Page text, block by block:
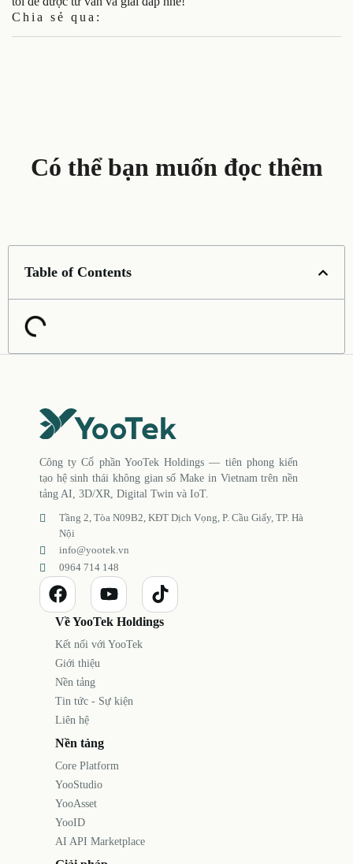
Chia sẻ qua:
Có thể bạn muốn đọc thêm
Table of Contents
Công ty Cổ phần YooTek Holdings — tiên phong kiến
tạo hệ sinh thái không gian số Make in Vietnam trên nền
tảng AI, 3D/XR, Digital Twin và IoT.
Tầng 2, Tòa N09B2, KĐT Dịch Vọng, P. Cầu Giấy, TP. Hà
Nội
info@yootek.vn
0964 714 148
Về YooTek Holdings
Kết nối với YooTek
Giới thiệu
Nền tảng
Tin tức - Sự kiện
Liên hệ
Nền tảng
Core Platform
YooStudio
YooAsset
YooID
AI API Marketplace